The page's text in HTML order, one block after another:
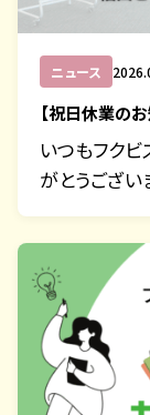
ニュース
【祝日休業のお
いつもフク
がとうござい